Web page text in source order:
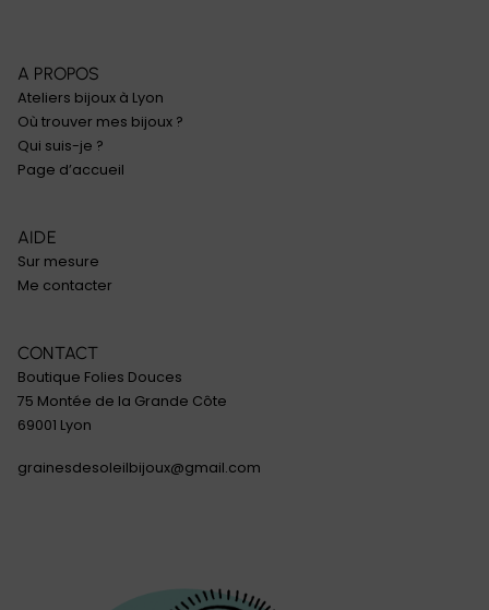
CONTACT
Boutique Folies Douces
75 Montée de la Grande Côte
69001 Lyon
grainesdesoleilbijoux@gmail.com
AIDE
Sur mesure
Me contacter
A PROPOS
Ateliers bijoux à Lyon
Où trouver mes bijoux ?
Qui suis-je ?
Page d’accueil